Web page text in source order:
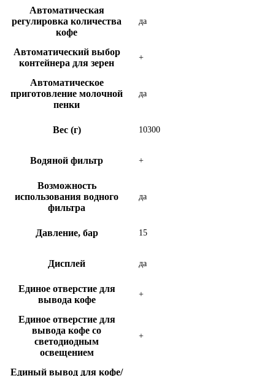
Автоматическая
регулировка количества
кофе
да
Автоматический выбор
контейнера для зерен
+
Автоматическое
приготовление молочной
пенки
да
Вес (г) 10300
Водяной фильтр +
Возможность
использования водного
фильтра
да
Давление, бар 15
Дисплей да
Единое отверстие для
вывода кофе
+
Единое отверстие для
вывода кофе со
светодиодным
освещением
+
Единый вывод для кофе/